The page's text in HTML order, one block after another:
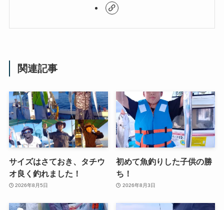
関連記事
サイズはさておき、タチウ
オ良く釣れました！
2026年8月5日
初めて魚釣りした子供の勝
ち！
2026年8月3日